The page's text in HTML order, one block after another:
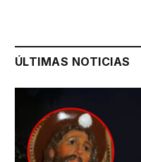
ÚLTIMAS NOTICIAS